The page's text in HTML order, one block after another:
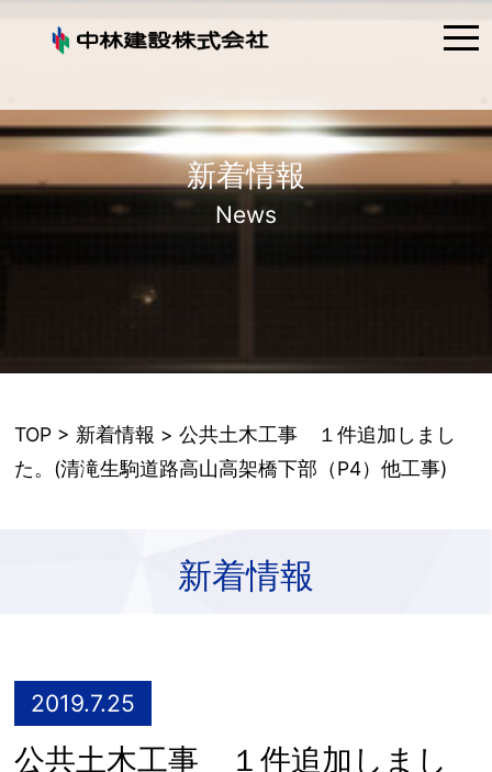
新着情報
News
TOP > 新着情報 > 公共土木工事 １件追加しまし
た。(清滝生駒道路高山高架橋下部（P4）他工事)
新着情報
2019.7.25
公共土木工事 １件追加しまし